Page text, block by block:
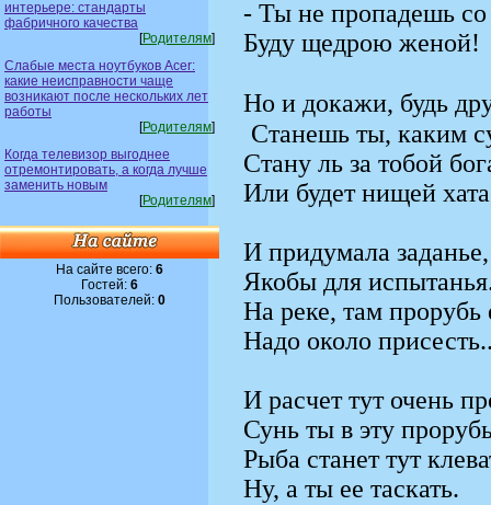
интерьере: стандарты
фабричного качества
[Родителям]
Слабые места ноутбуков Acer:
какие неисправности чаще
возникают после нескольких лет
работы
[Родителям]
Когда телевизор выгоднее
отремонтировать, а когда лучше
заменить новым
[Родителям]
На сайте всего: 6
Гостей: 6
Пользователей: 0
- Ты не пропадешь
Буду щедрою женой!
Но и докажи, будь
Станешь ты, каким
Стану ль за тобой
Или будет нищей
И придумала заданье,
Якобы для
На реке, там прорубь
Надо около
И расчет тут очень
Сунь ты в эту
Рыба станет тут
Ну, а ты ее таскать.